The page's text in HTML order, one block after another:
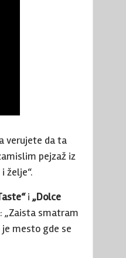
verujete da ta
pejzaž iz
želje“.
i „Dolce
„Zaista smatram
mesto gde se